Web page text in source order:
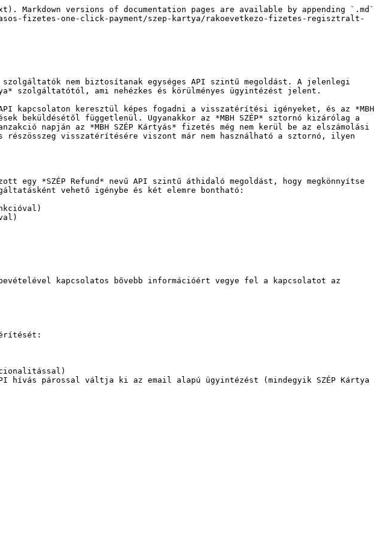
versions of documentation pages are available by appending `.md`
fizetes-one-click-payment/szep-kartya/rakoevetkezo-fizetes-regisztralt-
nem biztosítanak egységes API szintű megoldást. A jelenlegi
szolgáltatótól, ami nehézkes és körülményes ügyintézést jelent.
kapcsolaton keresztül képes fogadni a visszatérítési igényeket, és az *MBH
beküldésétől függetlenül. Ugyanakkor az *MBH SZÉP* sztornó kizárólag a
napján az *MBH SZÉP Kártyás* fizetés még nem kerül be az elszámolási
visszatérítésére viszont már nem használható a sztornó, ilyen
*SZÉP Refund* nevű API szintű áthidaló megoldást, hogy megkönnyítse
vehető igénybe és két elemre bontható:
kapcsolatos bővebb információért vegye fel a kapcsolatot az
hívás párossal váltja ki az email alapú ügyintézést (mindegyik SZÉP Kártya